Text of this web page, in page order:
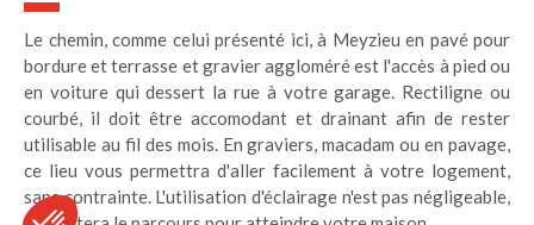
Le chemin, comme celui présenté ici, à Meyzieu en pavé pour
bordure et terrasse et gravier aggloméré est l'accès à pied ou
en voiture qui dessert la rue à votre garage. Rectiligne ou
courbé, il doit être accomodant et drainant afin de rester
utilisable au fil des mois. En graviers, macadam ou en pavage,
ce lieu vous permettra d'aller facilement à votre logement,
sans contrainte. L'utilisation d'éclairage n'est pas négligeable,